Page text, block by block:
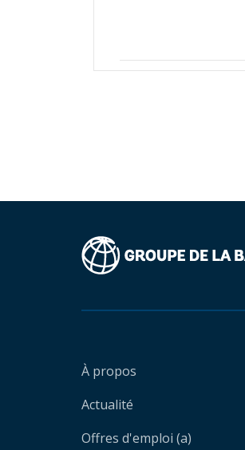
À propos
Actualité
Offres d'emploi (a)